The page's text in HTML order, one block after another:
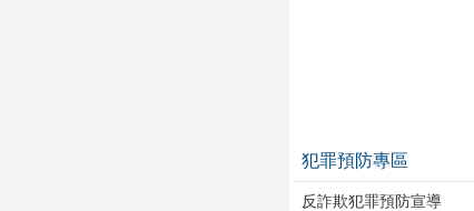
犯罪預防專區
反詐欺犯罪預防宣導